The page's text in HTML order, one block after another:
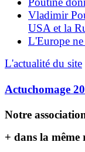
Vladimir
USA et la
L'Europe
L'actualité du site
Actuchomage
Notre
+ dans la